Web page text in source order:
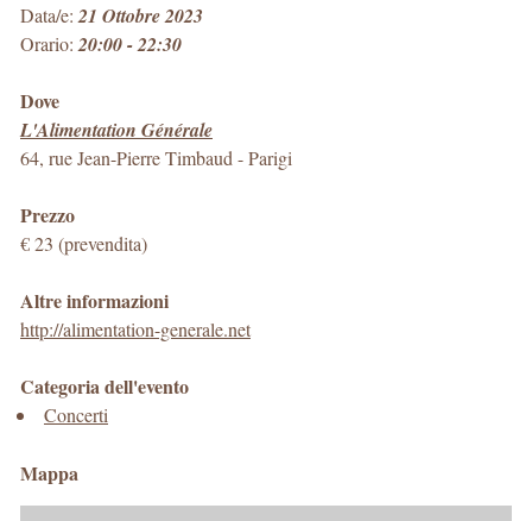
Data/e: 21 Ottobre 2023
Orario: 20:00 - 22:30
Dove
L'Alimentation Générale
64, rue Jean-Pierre Timbaud -Parigi
Prezzo
€ 23 (prevendita)
Altre informazioni
http://alimentation-generale.net
Categoria dell'evento
Concerti
Mappa